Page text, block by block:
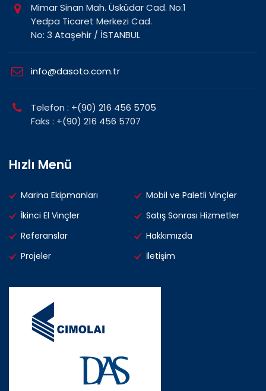
Mimar Sinan Mah. Üsküdar Cad. No:1
Yedpa Ticaret Merkezi Cad.
No: 3 Ataşehir / İSTANBUL
info@dasoto.com.tr
Telefon : +(90) 216 456 5705
Faks : +(90) 216 456 5707
Hızlı Menü
Marina Ekipmanları
Mobil ve Paletli Vinçler
İkinci El Vinçler
Satış Sonrası Hizmetler
Referanslar
Hakkımızda
Projeler
İletişim